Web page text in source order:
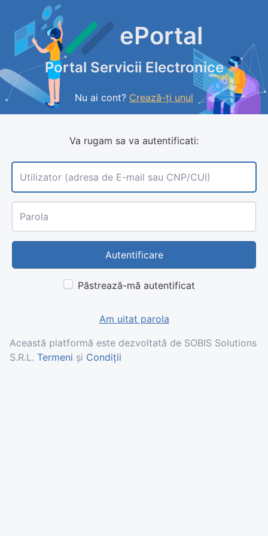
ePortal
Portal Servicii Electronice
Nu ai cont? Crează-ți unul
Va rugam sa va autentificati:
Utilizator (adresa de E-mail sau CNP/CUI)
Parola
Păstrează-mă autentificat
Am uitat parola
Această platformă este dezvoltată de SOBIS Solutions
S.R.L. Termeni și Condiții